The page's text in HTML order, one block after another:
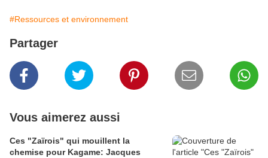
#Ressources et environnement
Partager
Vous aimerez aussi
Ces "Zaïrois" qui mouillent la
chemise pour Kagame: Jacques